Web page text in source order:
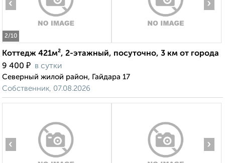
2/10
‹ ›
Коттедж 421м², 2-этажный, посуточно, 3 км от города
9 400 ₽ в сутки
Северный жилой район, Гайдара 17
Собственник, 07.08.2026
‹ ›